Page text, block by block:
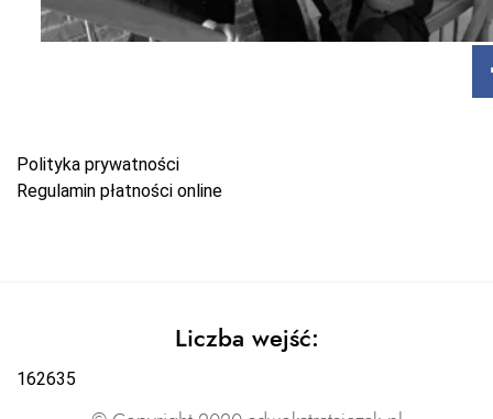
Polityka prywatności
Regulamin płatności online
Liczba wejść:
162635